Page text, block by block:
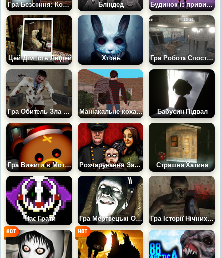
Гра Безсоння: Кошмар Наяву Бліндед Будинок із привидами
Цей Дім Їсть Людей Хтонь Гра Робота Спостерігача: Морг
Гра Обитель Зла 2: Карантин Маніакальне кохання Бабусин Підвал
Гра Вижити в Мотелі Ведмедів 2: Жахи Ночі в Лісі Розчарування Забутої Гори Страшна Хатина
Час Грати Гра Мертвецькі Обличчя: Клони Гра Історії Нічних Сторожів: Лікарня Зомбі